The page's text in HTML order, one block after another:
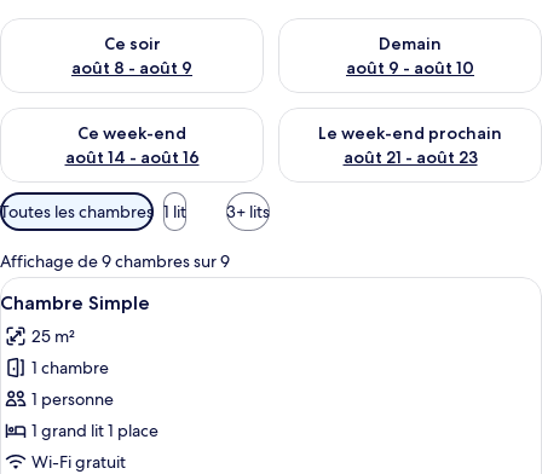
Ce soir
août 8 - août 9
Vérifier la disponibilité pour ce soir août 8 - août 9
Demain
août 9 - août 10
Vérifier la disponibilité pour
Ce week-end
août 14 - août 16
Vérifier la disponibilité pour ce week-end août 14 - août 16
Le week-end prochain
août 21 - août 23
Vérifier la disponibilité pour
Filtres
disponibles
pour
les
chambres
Toutes les chambres 1 lit 3+ lits
Affichage de 9 chambres sur 9
Afficher
toutes
les
photos
pour
ce
type
Une chambre d’hôtel avec un lit,
5
Chambre Simple
25 m²
1 chambre
1 personne
1 grand lit 1 place
Wi-Fi gratuit